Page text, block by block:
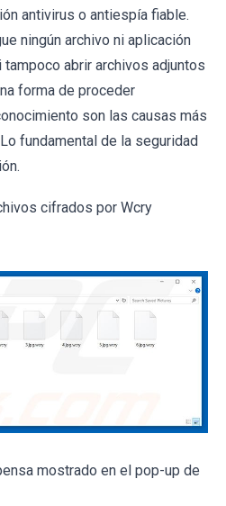
antivirus o antiespía fiable.
ningún archivo ni aplicación
abrir archivos adjuntos
forma de proceder
son las causas más
fundamental de la seguridad
cifrados por Wcry
mostrado en el pop-up de